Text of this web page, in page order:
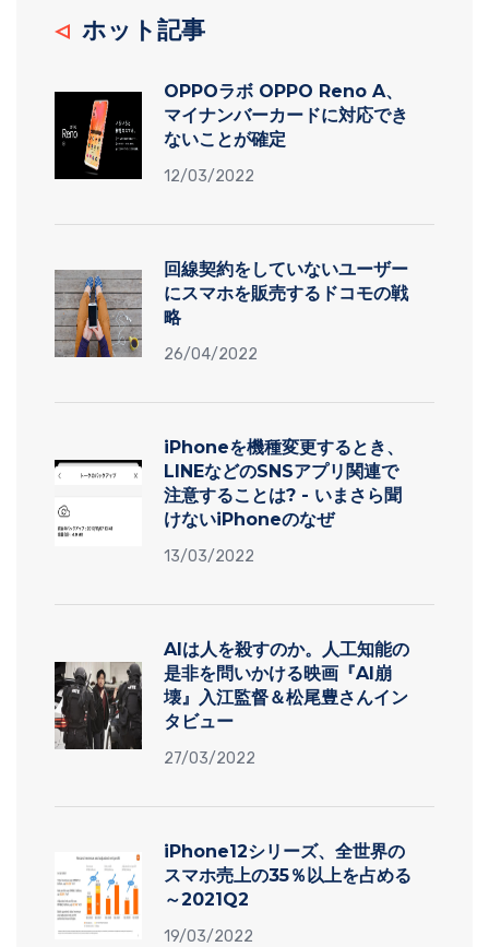
ホット記事
OPPOラボ OPPO Reno A、
マイナンバーカードに対応でき
ないことが確定
12/03/2022
回線契約をしていないユーザー
にスマホを販売するドコモの戦
略
26/04/2022
iPhoneを機種変更するとき、
LINEなどのSNSアプリ関連で
注意することは? - いまさら聞
けないiPhoneのなぜ
13/03/2022
AIは人を殺すのか。人工知能の
是非を問いかける映画『AI崩
壊』入江監督＆松尾豊さんイン
タビュー
27/03/2022
iPhone12シリーズ、全世界の
スマホ売上の35％以上を占める
～2021Q2
19/03/2022